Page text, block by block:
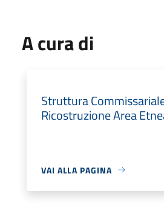
A cura di
Struttura
Ricostruzione Area
VAI ALLA PAGINA